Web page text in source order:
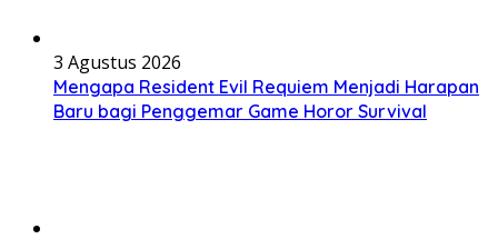
3 Agustus 2026
Mengapa Resident Evil Requiem Menjadi Harapan
Baru bagi Penggemar Game Horor Survival